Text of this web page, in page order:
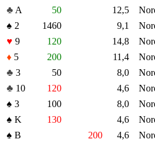
♣ A 50 12,5
♠ 2 1460 9,1
♥ 9 120 14,8
♦ 5 200 11,4
♣ 3 50 8,0
♣ 10 120 4,6
♠ 3 100 8,0
♠ K 130 4,6
♠ B 200 4,6